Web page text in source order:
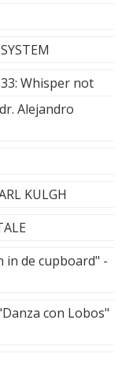
Whisper not
Alejandro
KULGH
in de cupboard" -
con Lobos"